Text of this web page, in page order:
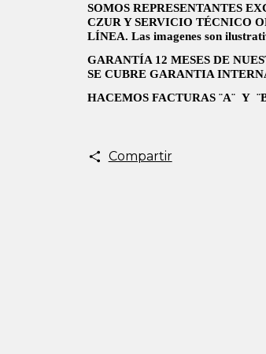
SOMOS REPRESENTANTES
CZUR Y SERVICIO TÉCNICO
LÍNEA. Las imagenes son
GARANTÍA 12 MESES DE
SE CUBRE GARANTIA
HACEMOS FACTURAS ¨A¨ Y
Compartir